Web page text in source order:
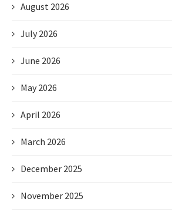
August 2026
July 2026
June 2026
May 2026
April 2026
March 2026
December 2025
November 2025